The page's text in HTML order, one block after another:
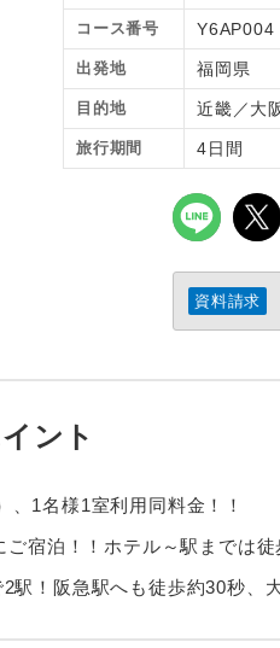
コース番号 Y6AP004
出発地 福岡県
目的地 近畿／大
旅行期間 4日間
資料請求
ント
1名様1室利用同料金！！
宿泊！！ホテル～駅までは徒
！阪急駅へも徒歩約30秒、